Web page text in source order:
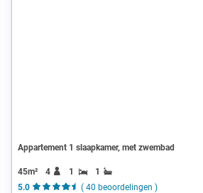
Appartement 1 slaapkamer, met zwembad
45m² 4 1
1
5.0
( 40 beoordelingen )